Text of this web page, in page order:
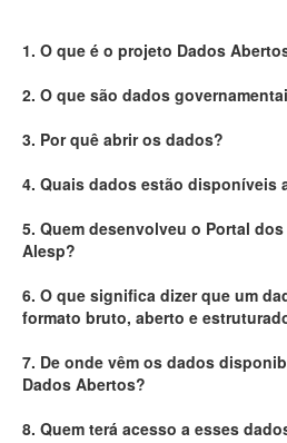
Administração
Legislação
Perguntas frequentes
Contato
1. O que é o projeto Dados
2. O que são dados
3. Por quê abrir os dados?
4. Quais dados estão disponíveis
5. Quem desenvolveu o Portal
Alesp?
6. O que significa dizer que um
formato bruto, aberto e
7. De onde vêm os dados
Dados Abertos?
8. Quem terá acesso a esses